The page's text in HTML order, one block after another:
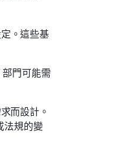
。這些基
門可能需
而設計。
法規的變